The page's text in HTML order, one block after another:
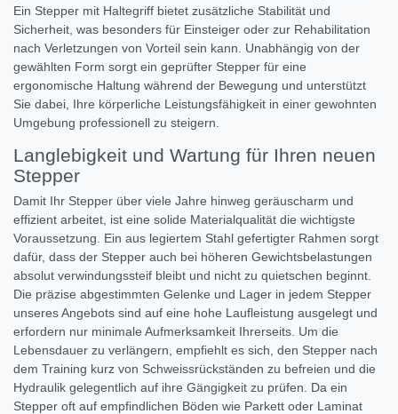
Ein Stepper mit Haltegriff bietet zusätzliche Stabilität und
Sicherheit, was besonders für Einsteiger oder zur Rehabilitation
nach Verletzungen von Vorteil sein kann. Unabhängig von der
gewählten Form sorgt ein geprüfter Stepper für eine
ergonomische Haltung während der Bewegung und unterstützt
Sie dabei, Ihre körperliche Leistungsfähigkeit in einer gewohnten
Umgebung professionell zu steigern.
Langlebigkeit und Wartung für Ihren neuen
Stepper
Damit Ihr Stepper über viele Jahre hinweg geräuscharm und
effizient arbeitet, ist eine solide Materialqualität die wichtigste
Voraussetzung. Ein aus legiertem Stahl gefertigter Rahmen sorgt
dafür, dass der Stepper auch bei höheren Gewichtsbelastungen
absolut verwindungssteif bleibt und nicht zu quietschen beginnt.
Die präzise abgestimmten Gelenke und Lager in jedem Stepper
unseres Angebots sind auf eine hohe Laufleistung ausgelegt und
erfordern nur minimale Aufmerksamkeit Ihrerseits. Um die
Lebensdauer zu verlängern, empfiehlt es sich, den Stepper nach
dem Training kurz von Schweissrückständen zu befreien und die
Hydraulik gelegentlich auf ihre Gängigkeit zu prüfen. Da ein
Stepper oft auf empfindlichen Böden wie Parkett oder Laminat